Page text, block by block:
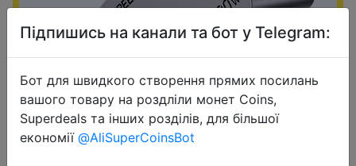
Підпишись на канали та бот у Telegram:
Бот для швидкого створення прямих посилань
вашого товару на роздліли монет Coins,
Superdeals та інших розділів, для більшої
економії @AliSuperCoinsBot